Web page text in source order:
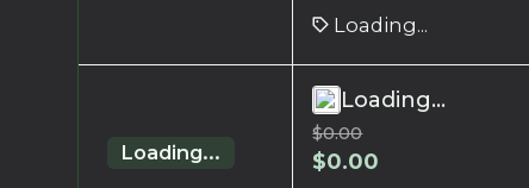
Loading...
Loading...
Loading...
$0.00
$0.00